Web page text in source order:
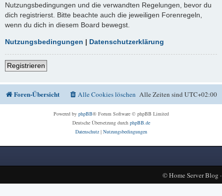
Nutzungsbedingungen und die verwandten Regelungen, bevor du
dich registrierst. Bitte beachte auch die jeweiligen Forenregeln,
wenn du dich in diesem Board bewegst.
Nutzungsbedingungen | Datenschutzerklärung
Registrieren
Foren-Übersicht Alle Zeiten sindUTC+02:00
Alle Cookies löschen
Powered by phpBB® Forum Software © phpBB Limited
Deutsche Übersetzung durch phpBB.de
Datenschutz| Nutzungsbedingungen
©Home Server Blog